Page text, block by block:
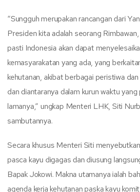
“Sungguh merupakan rancangan dari
Presiden kita adalah seorang
pasti Indonesia akan dapat
kemasyarakatan yang ada, yang
kehutanan, akibat berbagai peristiwa
dan diantaranya dalam kurun waktu yang
lamanya,” ungkap Menteri LHK, Siti
sambutannya.
Secara khusus Menteri Siti
pasca kayu digagas dan diusung
Bapak Jokowi. Makna utamanya ialah
agenda kerja kehutanan paska kayu